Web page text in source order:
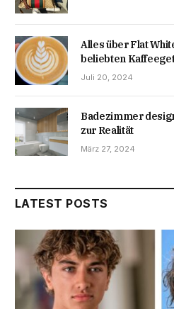
Alles über Flat
beliebten
Juli 20, 2024
Badezimmer
zur Realität
März 27, 2024
LATEST POSTS